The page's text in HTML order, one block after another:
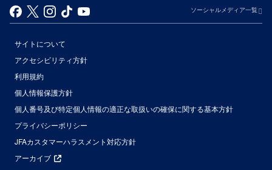
ソーシャルメディア一覧
サイトについて
アクセシビリティ方針
利用規約
個人情報保護方針
個人番号及び特定個人情報の適正な取扱いの確保に関する基本方針
プライバシーポリシー
JFAカスタマーハラスメント対応方針
アーカイブ